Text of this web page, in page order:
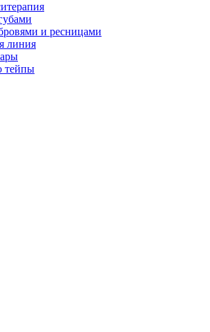
и ресницами
линия
тейпы